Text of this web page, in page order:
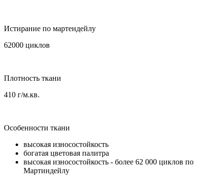
Истирание по мартендейлу
62000 циклов
Плотность ткани
410 г/м.кв.
Особенности ткани
высокая износостойкость
богатая цветовая палитра
высокая износостойкость - более 62 000 циклов по
Мартиндейлу